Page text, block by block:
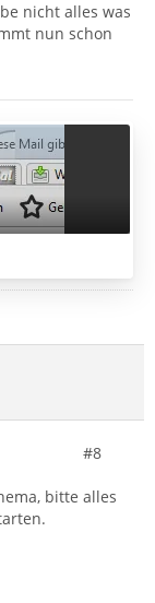
nicht alles was
nun schon
#8
bitte alles